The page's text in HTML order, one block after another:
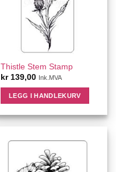
Thistle Stem Stamp
kr139,00 Ink.MVA
LEGG I HANDLEKURV